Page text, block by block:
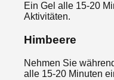
Ein Gel alle 15-20
Aktivitäten.
Himbeere
Nehmen Sie
alle 15-20 Minuten